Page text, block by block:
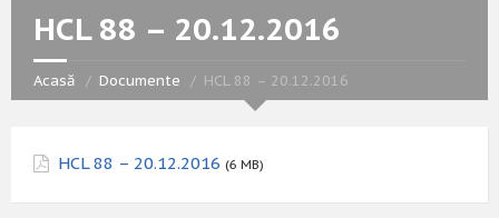
HCL 88 – 20.12.2016
Acasă Documente HCL 88 – 20.12.2016
HCL 88 – 20.12.2016 (6 MB)